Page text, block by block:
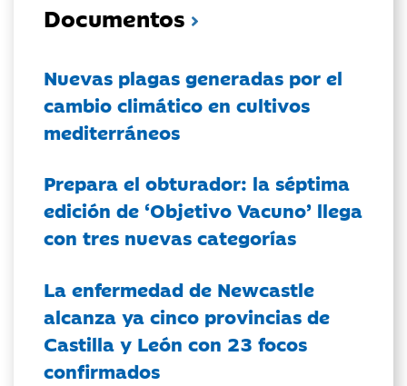
Documentos
Nuevas plagas generadas por el
cambio climático en cultivos
mediterráneos
Prepara el obturador: la séptima
edición de ‘Objetivo Vacuno’ llega
con tres nuevas categorías
La enfermedad de Newcastle
alcanza ya cinco provincias de
Castilla y León con 23 focos
confirmados